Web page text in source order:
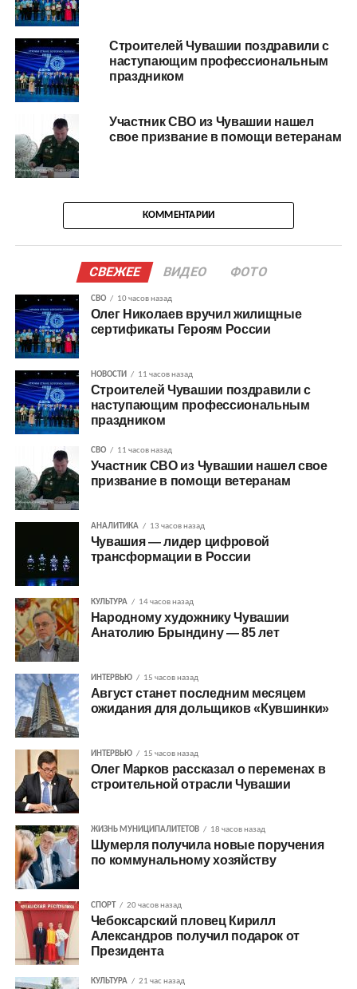
Строителей Чувашии поздравили с
наступающим профессиональным
праздником
Участник СВО из Чувашии нашел
свое призвание в помощи ветеранам
КОММЕНТАРИИ
СВЕЖЕЕ ВИДЕО ФОТО
СВО 10 часов назад
Олег Николаев вручил жилищные
сертификаты Героям России
НОВОСТИ 11 часов назад
Строителей Чувашии поздравили с
наступающим профессиональным
праздником
СВО 11 часов назад
Участник СВО из Чувашии нашел свое
призвание в помощи ветеранам
АНАЛИТИКА 13 часов назад
Чувашия — лидер цифровой
трансформации в России
КУЛЬТУРА 14 часов назад
Народному художнику Чувашии
Анатолию Брындину — 85 лет
ИНТЕРВЬЮ 15 часов назад
Август станет последним месяцем
ожидания для дольщиков «Кувшинки»
ИНТЕРВЬЮ 15 часов назад
Олег Марков рассказал о переменах в
строительной отрасли Чувашии
ЖИЗНЬ МУНИЦИПАЛИТЕТОВ 18 часов назад
Шумерля получила новые поручения
по коммунальному хозяйству
СПОРТ 20 часов назад
Чебоксарский пловец Кирилл
Александров получил подарок от
Президента
КУЛЬТУРА 21 час назад